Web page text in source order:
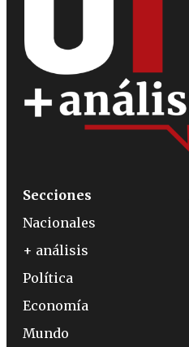
Secciones
Nacionales
+ análisis
Política
Economía
Mundo